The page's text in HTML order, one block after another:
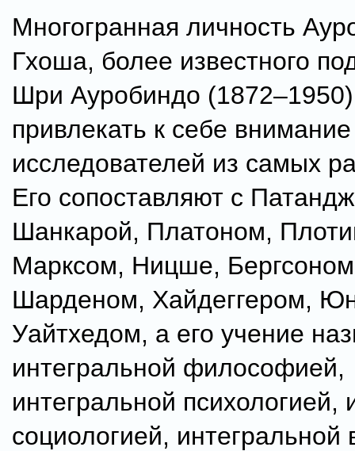
Многогранная личность
Гхоша, более известного
Шри Ауробиндо
привлекать к себе внимание
исследователей из самых
Его сопоставляют с
Шанкарой, Платоном,
Марксом, Ницше,
Шарденом, Хайдеггером,
Уайтхедом, а его учение
интегральной философией,
интегральной психологией,
социологией, интегральной